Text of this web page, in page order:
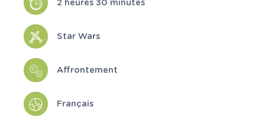
2 heures 30 minutes
Star Wars
Affrontement
Français